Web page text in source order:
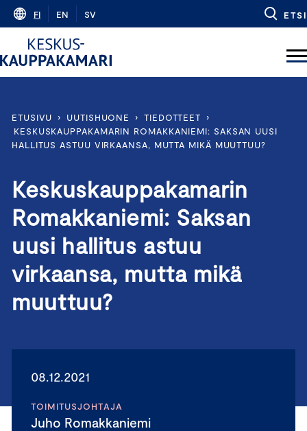
Skip
content
FI EN SV ETSI
ETUSIVU › UUTISHUONE › TIEDOTTEET
›
KESKUSKAUPPAKAMARIN ROMAKKANIEMI: SAKSAN UUSI
HALLITUS ASTUU VIRKAANSA, MUTTA MIKÄ MUUTTUU?
Keskuskauppakamarin
Romakkaniemi: Saksan
uusi hallitus astuu
virkaansa, mutta mikä
muuttuu?
08.12.2021
TOIMITUSJOHTAJA
Juho Romakkaniemi